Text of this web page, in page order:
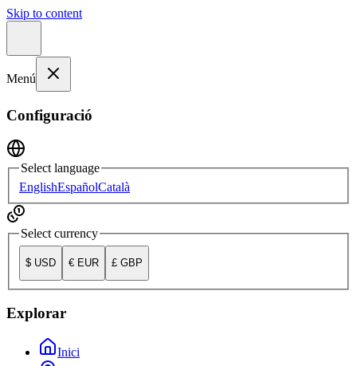
Skip to content
Menú
Configuració
Select language
EnglishEspañolCatalà
Select currency
$ USD € EUR £ GBP
Explorar
Inici